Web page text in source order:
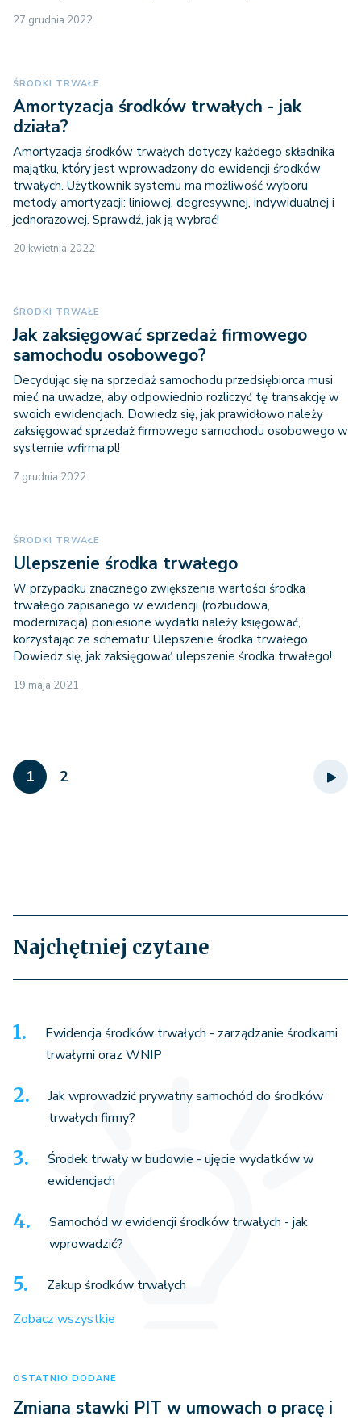
27 grudnia 2022
ŚRODKI TRWAŁE
Amortyzacja środków trwałych - jak
działa?
Amortyzacja środków trwałych dotyczy każdego składnika
majątku, który jest wprowadzony do ewidencji środków
trwałych. Użytkownik systemu ma możliwość wyboru
metody amortyzacji: liniowej, degresywnej, indywidualnej i
jednorazowej. Sprawdź, jak ją wybrać!
20 kwietnia 2022
ŚRODKI TRWAŁE
Jak zaksięgować sprzedaż firmowego
samochodu osobowego?
Decydując się na sprzedaż samochodu przedsiębiorca musi
mieć na uwadze, aby odpowiednio rozliczyć tę transakcję w
swoich ewidencjach. Dowiedz się, jak prawidłowo należy
zaksięgować sprzedaż firmowego samochodu osobowego w
systemie wfirma.pl!
7 grudnia 2022
ŚRODKI TRWAŁE
Ulepszenie środka trwałego
W przypadku znacznego zwiększenia wartości środka
trwałego zapisanego w ewidencji (rozbudowa,
modernizacja) poniesione wydatki należy księgować,
korzystając ze schematu: Ulepszenie środka trwałego.
Dowiedz się, jak zaksięgować ulepszenie środka trwałego!
19 maja 2021
1 2
Najchętniej czytane
Ewidencja środków trwałych - zarządzanie środkami
trwałymi oraz WNIP
Jak wprowadzić prywatny samochód do środków
trwałych firmy?
Środek trwały w budowie - ujęcie wydatków w
ewidencjach
Samochód w ewidencji środków trwałych - jak
wprowadzić?
Zakup środków trwałych
Zobacz wszystkie
OSTATNIO DODANE
Zmiana stawki PIT w umowach o pracę i